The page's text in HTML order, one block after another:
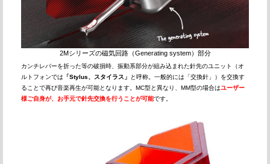
2Mシリーズの磁気回路（Generating system）部分
カンチレバーを折った等の破損時、振動系部分が組み込まれた針先のユニット（オ
ルトフォンでは 「Stylus、スタイラス」
と呼称。一般的には「交換針」）を交換す
ることで再び音楽再生が可能となります。MC型と異なり、MM型の場合はユーザー
様ご自身が、お手元で針先交換を行うことが可能です。